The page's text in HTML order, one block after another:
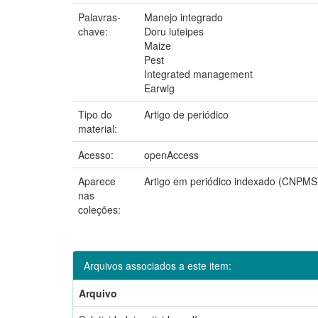
Palavras-
chave:
Manejo integrado
Doru luteipes
Maize
Pest
Integrated management
Earwig
Tipo do
material:
Artigo de periódico
Acesso:
openAccess
Aparece
nas
coleções:
Artigo em periódico indexado
Arquivos associados a este item:
Arquivo